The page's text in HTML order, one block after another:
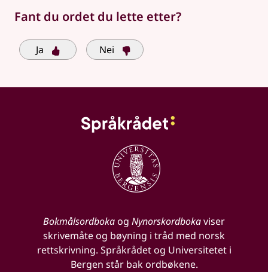
Fant du ordet du lette etter?
Ja Nei
Bokmålsordbokaog Nynorskordbokaviser
skrivemåte og bøyning i tråd med norsk
rettskrivning. Språkrådet og Universitetet i
Bergen står bak ordbøkene.